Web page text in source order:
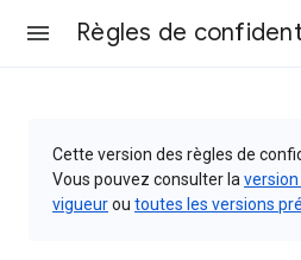
Cette version des règles de
Vous pouvez consulter la
vigueurou toutes les versions